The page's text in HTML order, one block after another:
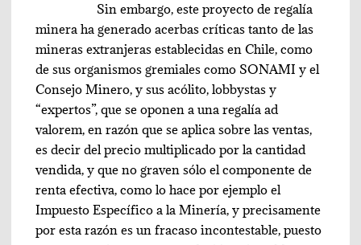
Sin embargo, este proyecto de regalía
minera ha generado acerbas críticas tanto de las
mineras extranjeras establecidas en Chile, como
de sus organismos gremiales como SONAMI y el
Consejo Minero, y sus acólito, lobbystas y
“expertos”, que se oponen a una regalía ad
valorem, en razón que se aplica sobre las ventas,
es decir del precio multiplicado por la cantidad
vendida, y que no graven sólo el componente de
renta efectiva, como lo hace por ejemplo el
Impuesto Específico a la Minería, y precisamente
por esta razón es un fracaso incontestable, puesto